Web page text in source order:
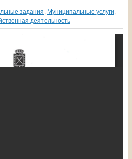
задания, Муниципальные услуги,
деятельность